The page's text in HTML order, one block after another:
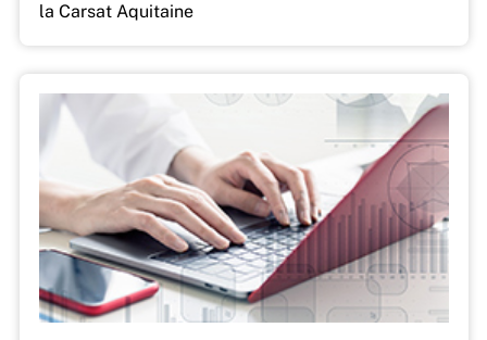
la Carsat Aquitaine